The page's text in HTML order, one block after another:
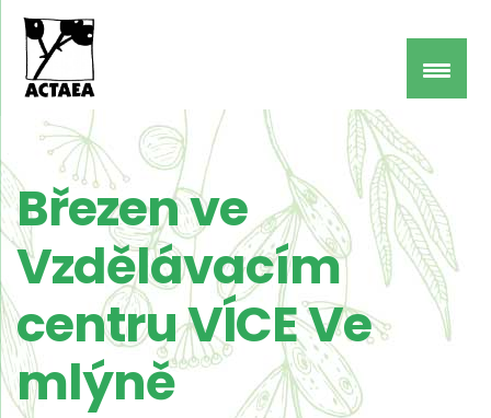
Březen ve
Vzdělávacím
centru VÍCE Ve
mlýně